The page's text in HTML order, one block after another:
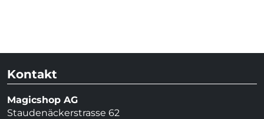
Kontakt
Magicshop AG
Staudenäckerstrasse 62